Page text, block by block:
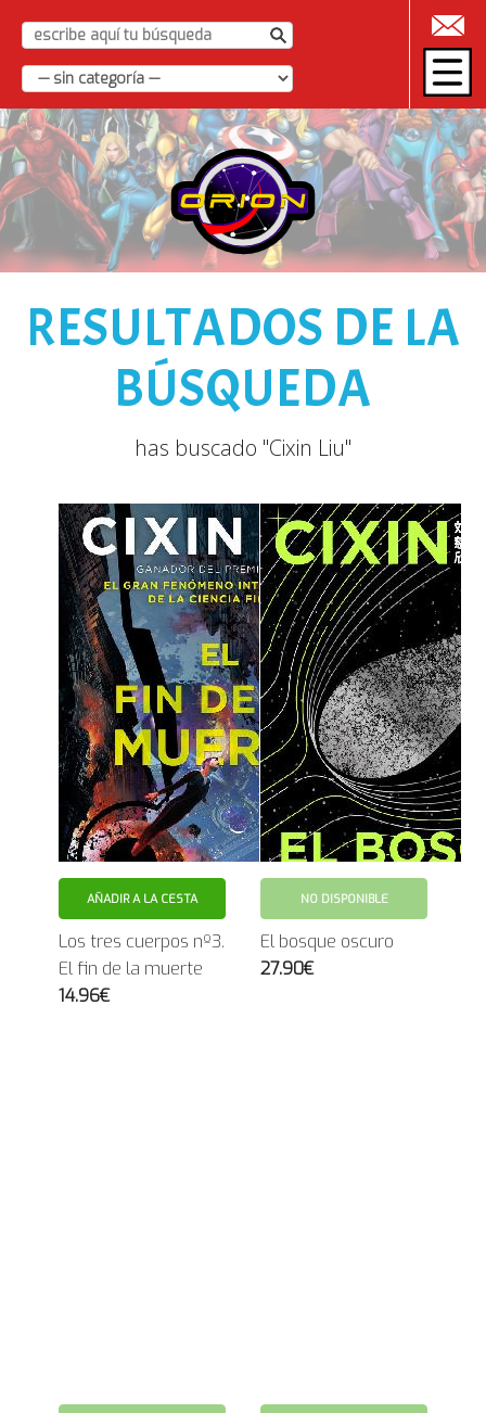
|
RESULTADOS DE LA
BÚSQUEDA
has buscado "Cixin Liu"
AÑADIR A LA CESTA
Los tres cuerpos nº3.
El fin de la muerte
14.96€
NO DISPONIBLE
El bosque oscuro
27.90€